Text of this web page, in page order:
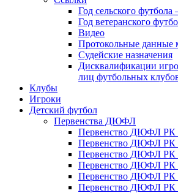
Год сельского футбола
Год ветеранского
Видео
Протокольные данные
Судейские назначения
Дисквалификации
лиц футбольных
Клубы
Игроки
Детский футбол
Первенства ДЮФЛ
Первенство ДЮФЛ РК
Первенство ДЮФЛ РК
Первенство ДЮФЛ РК
Первенство ДЮФЛ РК
Первенство ДЮФЛ РК
Первенство ДЮФЛ РК